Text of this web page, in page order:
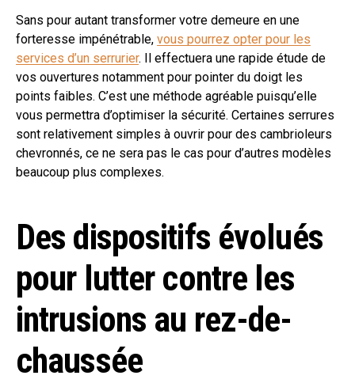
Sans pour autant transformer votre demeure en une
forteresse impénétrable, vous pourrez opter pour les
services d’un serrurier. Il effectuera une rapide étude de
vos ouvertures notamment pour pointer du doigt les
points faibles. C’est une méthode agréable puisqu’elle
vous permettra d’optimiser la sécurité. Certaines serrures
sont relativement simples à ouvrir pour des cambrioleurs
chevronnés, ce ne sera pas le cas pour d’autres modèles
beaucoup plus complexes.
Des dispositifs évolués
pour lutter contre les
intrusions au rez-de-
chaussée